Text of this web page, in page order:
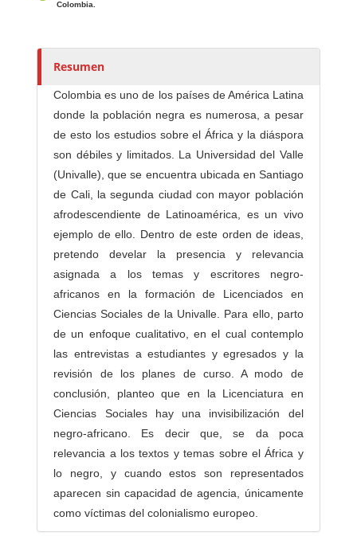
r
s
Colombia.
Resumen
Colombia es uno de los países de América Latina
donde la población negra es numerosa, a pesar
de esto los estudios sobre el África y la diáspora
son débiles y limitados. La Universidad del Valle
(Univalle), que se encuentra ubicada en Santiago
de Cali, la segunda ciudad con mayor población
afrodescendiente de Latinoamérica, es un vivo
ejemplo de ello. Dentro de este orden de ideas,
pretendo develar la presencia y relevancia
asignada a los temas y escritores negro-
africanos en la formación de Licenciados en
Ciencias Sociales de la Univalle. Para ello, parto
de un enfoque cualitativo, en el cual contemplo
las entrevistas a estudiantes y egresados y la
revisión de los planes de curso. A modo de
conclusión, planteo que en la Licenciatura en
Ciencias Sociales hay una invisibilización del
negro-africano. Es decir que, se da poca
relevancia a los textos y temas sobre el África y
lo negro, y cuando estos son representados
aparecen sin capacidad de agencia, únicamente
como víctimas del colonialismo europeo.